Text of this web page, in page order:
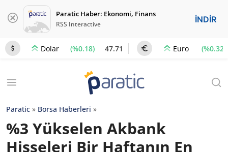
Paratic Haber: Ekonomi, Finans
RSS Interactive İNDİR
Dolar (%0.18) 47.71 Euro (%0.32)
Paratic » Borsa Haberleri »
%3 Yükselen Akbank
Hisseleri Bir Haftanın En